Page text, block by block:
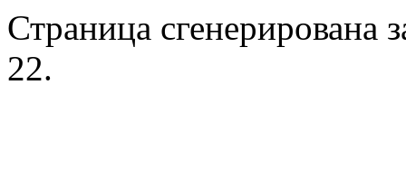
Страница сгенерирована
22.